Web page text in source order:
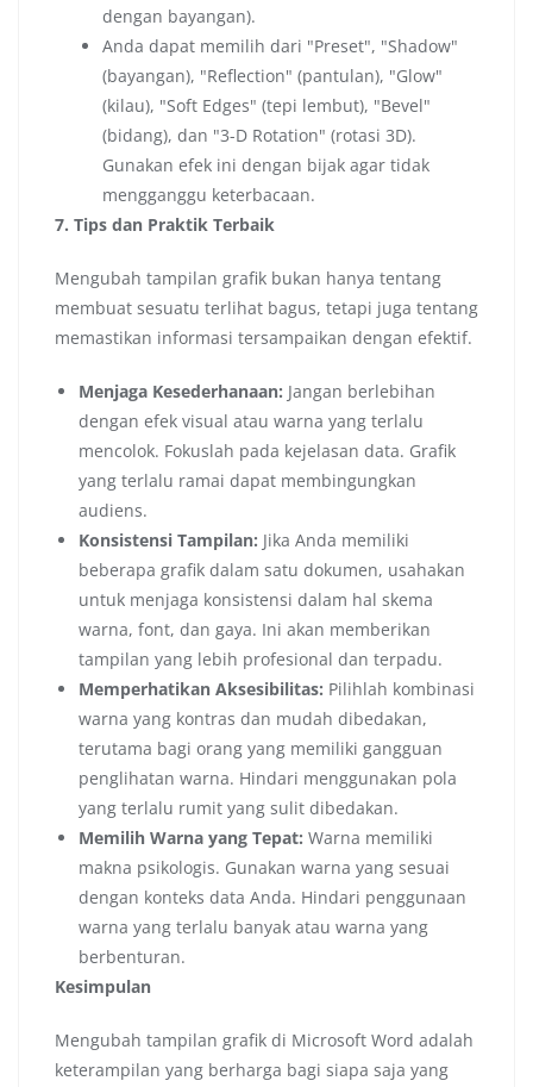
dengan bayangan).
Anda dapat memilih dari "Preset", "Shadow"
(bayangan), "Reflection" (pantulan), "Glow"
(kilau), "Soft Edges" (tepi lembut), "Bevel"
(bidang), dan "3-D Rotation" (rotasi 3D).
Gunakan efek ini dengan bijak agar tidak
mengganggu keterbacaan.
7. Tips dan Praktik Terbaik
Mengubah tampilan grafik bukan hanya tentang
membuat sesuatu terlihat bagus, tetapi juga tentang
memastikan informasi tersampaikan dengan efektif.
Menjaga Kesederhanaan: Jangan berlebihan
dengan efek visual atau warna yang terlalu
mencolok. Fokuslah pada kejelasan data. Grafik
yang terlalu ramai dapat membingungkan
audiens.
Konsistensi Tampilan: Jika Anda memiliki
beberapa grafik dalam satu dokumen, usahakan
untuk menjaga konsistensi dalam hal skema
warna, font, dan gaya. Ini akan memberikan
tampilan yang lebih profesional dan terpadu.
Memperhatikan Aksesibilitas: Pilihlah kombinasi
warna yang kontras dan mudah dibedakan,
terutama bagi orang yang memiliki gangguan
penglihatan warna. Hindari menggunakan pola
yang terlalu rumit yang sulit dibedakan.
Memilih Warna yang Tepat: Warna memiliki
makna psikologis. Gunakan warna yang sesuai
dengan konteks data Anda. Hindari penggunaan
warna yang terlalu banyak atau warna yang
berbenturan.
Kesimpulan
Mengubah tampilan grafik di Microsoft Word adalah
keterampilan yang berharga bagi siapa saja yang